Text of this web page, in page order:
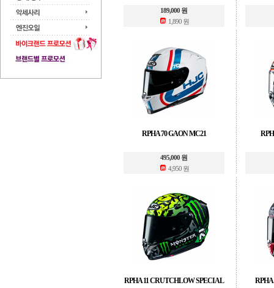
189,000 원
1,890 원
RPHA 70 GAON MC21
495,000 원
4,950 원
RPHA 11 CRUTCHLOW SPECIAL